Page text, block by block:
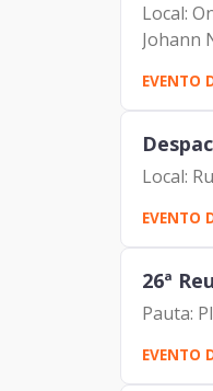
Local:
Johann
EVENTO
Local:
EVENTO
26ª
Pauta:
EVENTO